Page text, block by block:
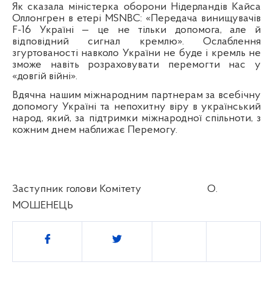
Як сказала міністерка оборони Нідерландів Кайса
Оллонгрен в етері MSNBC: «Передача винищувачів
F-16 Україні — це не тільки допомога, але й
відповідний сигнал кремлю». Ослаблення
згуртованості навколо України не буде і кремль не
зможе навіть розраховувати перемогти нас у
«довгій війні».
Вдячна нашим міжнародним партнерам за всебічну
допомогу Україні та непохитну віру в український
народ, який, за підтримки міжнародної спільноти, з
кожним днем наближає Перемогу.
Заступник голови Комітету
О.
МОШЕНЕЦЬ
Поділитись